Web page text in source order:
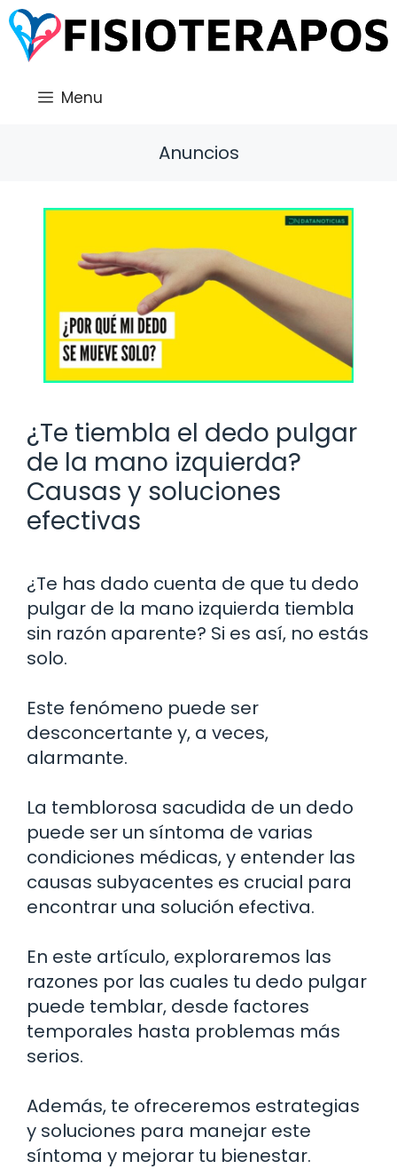
Saltar
al
contenido
Menu
Anuncios
¿Te tiembla el dedo pulgar
de la mano izquierda?
Causas y soluciones
efectivas
¿Te has dado cuenta de que tu dedo
pulgar de la mano izquierda tiembla
sin razón aparente? Si es así, no estás
solo.
Este fenómeno puede ser
desconcertante y, a veces,
alarmante.
La temblorosa sacudida de un dedo
puede ser un síntoma de varias
condiciones médicas, y entender las
causas subyacentes es crucial para
encontrar una solución efectiva.
En este artículo, exploraremos las
razones por las cuales tu dedo pulgar
puede temblar, desde factores
temporales hasta problemas más
serios.
Además, te ofreceremos estrategias
y soluciones para manejar este
síntoma y mejorar tu bienestar.